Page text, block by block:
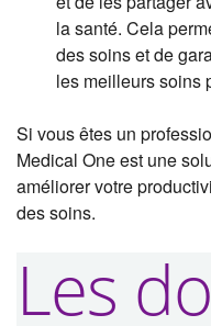
la santé. Cela
des soins et de
les meilleurs soins
Si vous êtes un
Medical One est une
améliorer votre
des soins.
Les